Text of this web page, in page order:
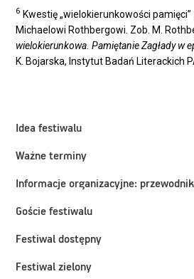
Idea festiwalu
Ważne terminy
Informacje organizacyjne: przewodnik
Goście festiwalu
Festiwal dostępny
Festiwal zielony
6 Kwestię „wielokierunkowości
Michaelowi Rothbergowi. Zob. M.
wielokierunkowa. Pamiętanie Zagłady w
K. Bojarska, Instytut Badań Literackich